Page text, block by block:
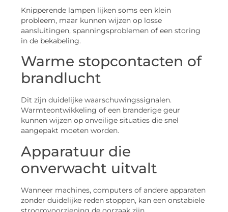
Knipperende lampen lijken soms een klein
probleem, maar kunnen wijzen op losse
aansluitingen, spanningsproblemen of een storing
in de bekabeling.
Warme stopcontacten of
brandlucht
Dit zijn duidelijke waarschuwingssignalen.
Warmteontwikkeling of een branderige geur
kunnen wijzen op onveilige situaties die snel
aangepakt moeten worden.
Apparatuur die
onverwacht uitvalt
Wanneer machines, computers of andere apparaten
zonder duidelijke reden stoppen, kan een onstabiele
stroomvoorziening de oorzaak zijn.